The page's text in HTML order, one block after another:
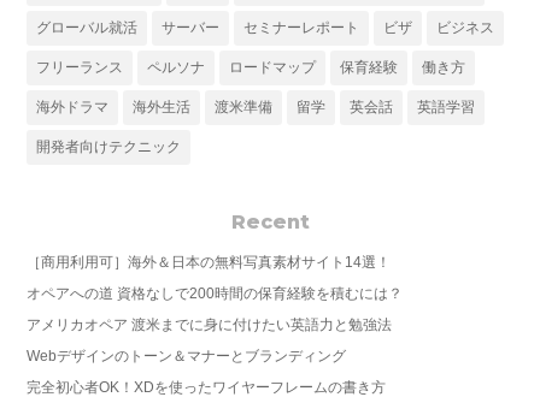
グローバル就活 サーバー セミナーレポート ビザ ビジネス
フリーランス ペルソナ ロードマップ 保育経験 働き方
海外ドラマ 海外生活 渡米準備 留学 英会話 英語学習
開発者向けテクニック
Recent
［商用利用可］海外＆日本の無料写真素材サイト14選！
オペアへの道 資格なしで200時間の保育経験を積むには？
アメリカオペア 渡米までに身に付けたい英語力と勉強法
Webデザインのトーン＆マナーとブランディング
完全初心者OK！XDを使ったワイヤーフレームの書き方